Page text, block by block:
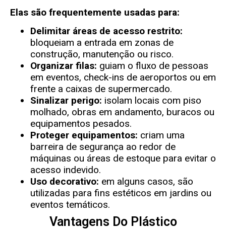
Elas são frequentemente usadas para:
Delimitar áreas de acesso restrito:
bloqueiam a entrada em zonas de
construção, manutenção ou risco.
Organizar filas: guiam o fluxo de pessoas
em eventos, check-ins de aeroportos ou em
frente a caixas de supermercado.
Sinalizar perigo: isolam locais com piso
molhado, obras em andamento, buracos ou
equipamentos pesados.
Proteger equipamentos: criam uma
barreira de segurança ao redor de
máquinas ou áreas de estoque para evitar o
acesso indevido.
Uso decorativo: em alguns casos, são
utilizadas para fins estéticos em jardins ou
eventos temáticos.
Vantagens Do Plástico